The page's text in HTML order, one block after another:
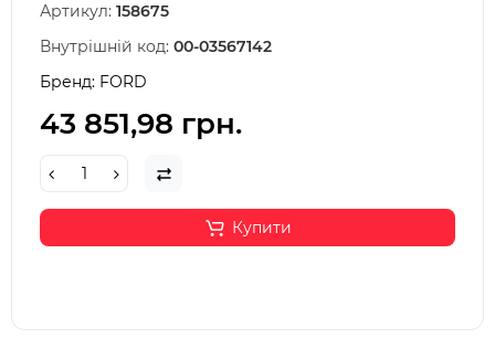
Артикул: 158675
Внутрішній код: 00-03567142
Бренд: FORD
43 851,98 грн.
Купити